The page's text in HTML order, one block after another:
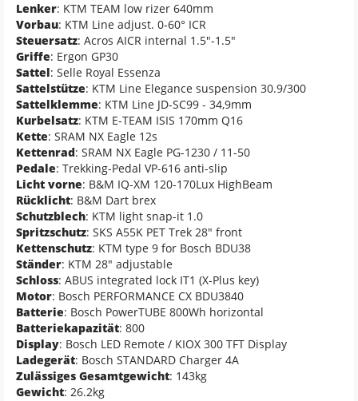
Lenker: KTM TEAM low rizer 640mm
Vorbau: KTM Line adjust. 0-60° ICR
Steuersatz: Acros AICR internal 1.5"-1.5"
Griffe: Ergon GP30
Sattel: Selle Royal Essenza
Sattelstütze: KTM Line Elegance suspension 30.9/300
Sattelklemme: KTM Line JD-SC99 - 34,9mm
Kurbelsatz: KTM E-TEAM ISIS 170mm Q16
Kette: SRAM NX Eagle 12s
Kettenrad: SRAM NX Eagle PG-1230 / 11-50
Pedale: Trekking-Pedal VP-616 anti-slip
Licht vorne: B&M IQ-XM 120-170Lux HighBeam
Rücklicht: B&M Dart brex
Schutzblech: KTM light snap-it 1.0
Spritzschutz: SKS A55K PET Trek 28" front
Kettenschutz: KTM type 9 for Bosch BDU38
Ständer: KTM 28" adjustable
Schloss: ABUS integrated lock IT1 (X-Plus key)
Motor: Bosch PERFORMANCE CX BDU3840
Batterie: Bosch PowerTUBE 800Wh horizontal
Batteriekapazität: 800
Display: Bosch LED Remote / KIOX 300 TFT Display
Ladegerät: Bosch STANDARD Charger 4A
Zulässiges Gesamtgewicht: 143kg
Gewicht: 26.2kg